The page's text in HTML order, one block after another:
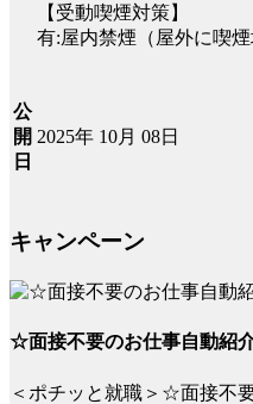
【受動喫煙対策】
有:屋内禁煙（屋外に喫煙
公
開
日
2025年 10月 08日
キャンペーン
☆面接不要のお仕事自動紹
＜ポチッと就職＞☆面接不